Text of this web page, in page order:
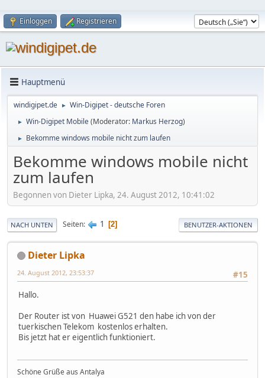
Einloggen Registrieren
Hauptmenü
windigipet.de ► Win-Digipet - deutsche Foren
► Win-Digipet Mobile(Moderator: Markus Herzog)
► Bekomme windows mobile nicht zum laufen
Bekomme windows mobile nicht
zum laufen
Begonnen von Dieter Lipka, 24. August 2012, 10:41:02
NACH UNTEN Seiten 1 2 BENUTZER-AKTIONEN
Dieter Lipka
#15
24. August 2012, 23:53:37
Hallo.
Der Router ist von Huawei G521 den habe ich von der
tuerkischen Telekom kostenlos erhalten.
Bis jetzt hat er eigentlich funktioniert.
Schöne Grüße aus Antalya